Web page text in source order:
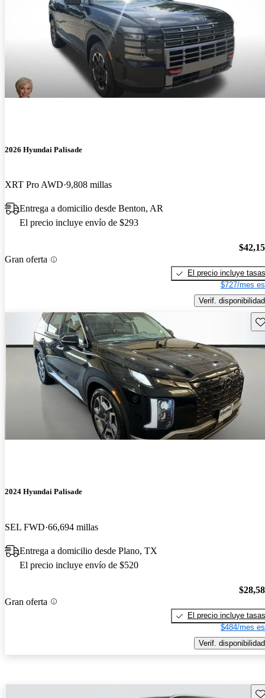
2026 Hyundai Palisade
XRT Pro AWD 9,808 millas
Entrega a domicilio desde Benton, AR
El precio incluye envío de $293
Gran oferta
El precio incluye tasas
$727/mes
Verif. disponibilidad
2024 Hyundai Palisade
SEL FWD 66,694 millas
Entrega a domicilio desde Plano, TX
El precio incluye envío de $520
Gran oferta
El precio incluye tasas
$484/mes
Verif. disponibilidad